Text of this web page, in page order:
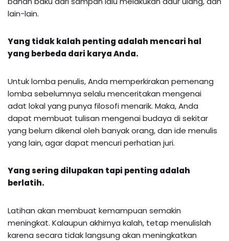
lain-lain.
Yang tidak kalah penting adalah mencari hal
yang berbeda dari karya Anda.
Untuk lomba penulis, Anda memperkirakan pemenang
lomba sebelumnya selalu menceritakan mengenai
adat lokal yang punya filosofi menarik. Maka, Anda
dapat membuat tulisan mengenai budaya di sekitar
yang belum dikenal oleh banyak orang, dan ide menulis
yang lain, agar dapat mencuri perhatian juri.
Yang sering dilupakan tapi penting adalah
berlatih.
Latihan akan membuat kemampuan semakin
meningkat. Kalaupun akhirnya kalah, tetap menulislah
karena secara tidak langsung akan meningkatkan